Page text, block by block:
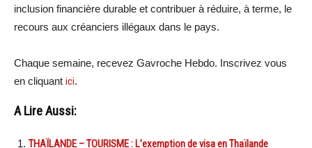
inclusion financière durable et contribuer à réduire, à terme, le
recours aux créanciers illégaux dans le pays.
Chaque semaine, recevez Gavroche Hebdo. Inscrivez vous
en cliquant ici.
A Lire Aussi:
THAÏLANDE – TOURISME : L’exemption de visa en Thaïlande